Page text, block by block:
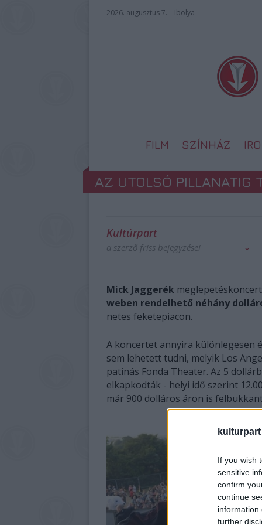
kulturpart
If you wish
sensitive
confirm
continue
information
further
2026. augusztus 7. – Ibolya
FILM SZÍNHÁZ
AZ UTOLSÓ PILLANATIG
Kultúrpart
a szerző friss bejegyzései
Mick Jaggerék
weben rendelhető néhány
netes feketepiacon.
A koncertet annyira különlegesen
sem lehetett tudni, melyik Los
patinás Fonda Theater. Az 5
elkapkodták - helyi idő szerint
már 900 dolláros áron is